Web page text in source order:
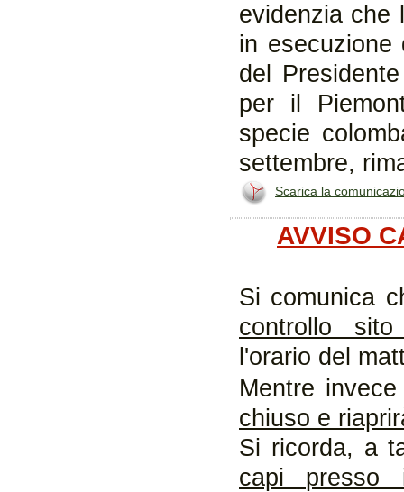
evidenzia che
in
del
per il
specie
settembre,
Scarica la
AVVISO
Si comunica
controllo
l'orario del
Mentre
chiuso e
Si ricorda, a
capi